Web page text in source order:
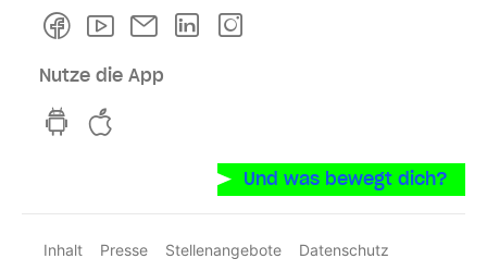
FacebookYoutubeNewsletterLinkedln
Nutze die App
hvv switch App auf GooglePlay
Und was bewegt dich?
Inhalt Presse Stellenangebote
Datenschutz